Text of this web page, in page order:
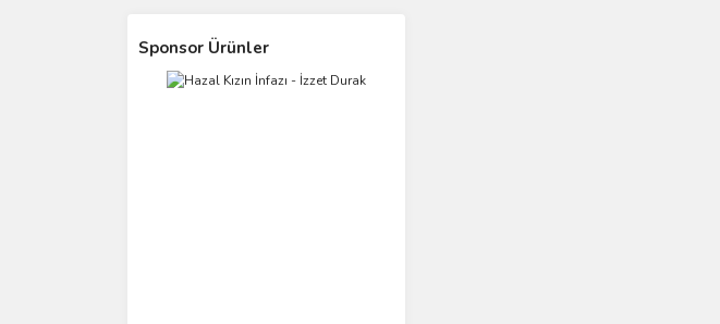
Sponsor Ürünler